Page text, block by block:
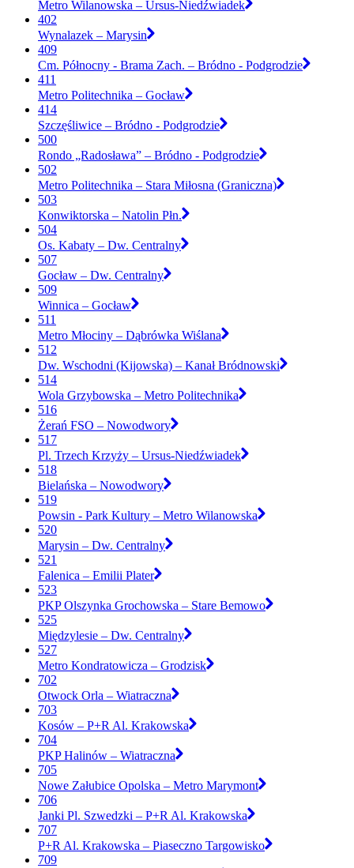
Metro Wilanowska – Ursus-Niedźwiadek
402
Wynalazek – Marysin
409
Cm. Północny - Brama Zach. – Bródno - Podgrodzie
411
Metro Politechnika – Gocław
414
Szczęśliwice – Bródno - Podgrodzie
500
Rondo „Radosława” – Bródno - Podgrodzie
502
Metro Politechnika – Stara Miłosna (Graniczna)
503
Konwiktorska – Natolin Płn.
504
Os. Kabaty – Dw. Centralny
507
Gocław – Dw. Centralny
509
Winnica – Gocław
511
Metro Młociny – Dąbrówka Wiślana
512
Dw. Wschodni (Kijowska) – Kanał Bródnowski
514
Wola Grzybowska – Metro Politechnika
516
Żerań FSO – Nowodwory
517
Pl. Trzech Krzyży – Ursus-Niedźwiadek
518
Bielańska – Nowodwory
519
Powsin - Park Kultury – Metro Wilanowska
520
Marysin – Dw. Centralny
521
Falenica – Emilii Plater
523
PKP Olszynka Grochowska – Stare Bemowo
525
Międzylesie – Dw. Centralny
527
Metro Kondratowicza – Grodzisk
702
Otwock Orla – Wiatraczna
703
Kosów – P+R Al. Krakowska
704
PKP Halinów – Wiatraczna
705
Nowe Załubice Opolska – Metro Marymont
706
Janki Pl. Szwedzki – P+R Al. Krakowska
707
P+R Al. Krakowska – Piaseczno Targowisko
709